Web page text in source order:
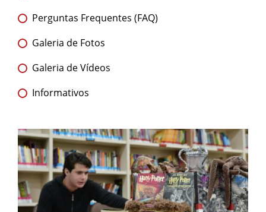
Perguntas Frequentes (FAQ)
Galeria de Fotos
Galeria de Vídeos
Informativos